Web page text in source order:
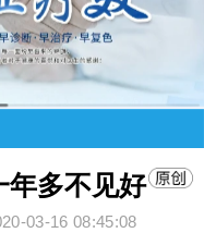
年多不见好
03-16 08:45:08